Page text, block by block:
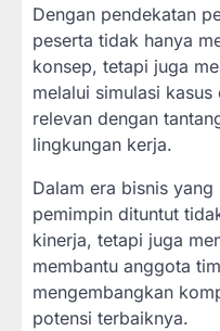
Dengan pendekatan
peserta tidak hanya
konsep, tetapi juga
melalui simulasi
relevan dengan
lingkungan kerja.
Dalam era bisnis
pemimpin dituntut
kinerja, tetapi juga
membantu anggota
mengembangkan
potensi terbaiknya.